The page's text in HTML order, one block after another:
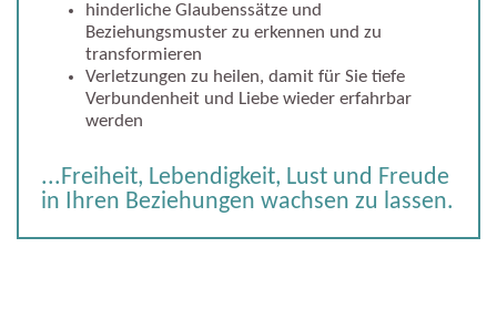
hinderliche Glaubenssätze und
Beziehungsmuster zu erkennen und zu
transformieren
Verletzungen zu heilen, damit für Sie tiefe
Verbundenheit und Liebe wieder erfahrbar
werden
...Freiheit, Lebendigkeit, Lust und Freude
in Ihren Beziehungen wachsen zu lassen.